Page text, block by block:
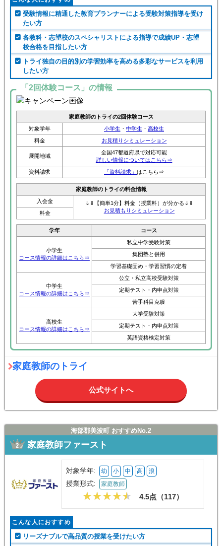
受験情報に精通した教育プランナーによる受験対策指導を受け
たい方
各教科・志望校のスペシャリストによる指導で成績UP・志望
校合格を目指したい方
トライ独自の目的別の学習効率を高める多彩なサービスを利用
したい方
「2回体験コース」の情報
家庭教師のトライの2回体験コース
対象学年
小学生 ・ 中学生 ・ 高校生
料金
お見積りシミュレーション
展開地域
全国47都道府県で対応可能
詳しい情報についてはこちら⇒
資料請求
「資料請求」 はこちら⇒
家庭教師のトライの料金情報
入会金
⇓⇓【簡単1分】料金（授業料）が分かる⇓⇓
お見積もりシミュレーション
料金
学年 コース
小学生
コース情報の詳細はこちら⇒
私立中学受験対策
集団塾と併用
学習基礎固め・学習習慣の定着
中学生
コース情報の詳細はこちら⇒
公立・私立高校受験対策
定期テスト・内申点対策
苦手科目克服
高校生
コース情報の詳細はこちら⇒
大学受験対策
定期テスト・内申点対策
英語資格検定対策
家庭教師のトライ
公式サイトへ
海部郡美波町 おすすめNo.2
家庭教師ファースト
対象学年: 幼 小 中 高 浪
授業形式: 家庭教師
4.5点（117）
こんな人におすすめ
リーズナブルで高品質の授業を受けたい方